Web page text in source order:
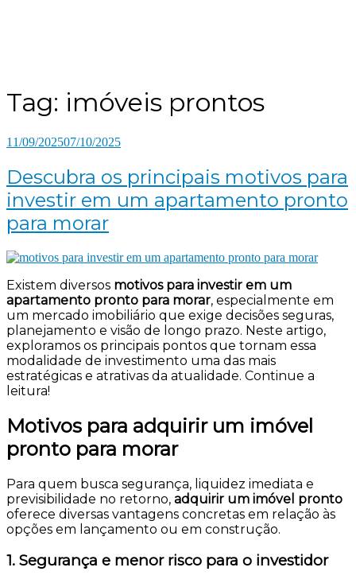
Tag: imóveis prontos
11/09/202507/10/2025
Descubra os principais motivos para
investir em um apartamento pronto
para morar
Existem diversos motivos para investir em um
apartamento pronto para morar, especialmente em
um mercado imobiliário que exige decisões seguras,
planejamento e visão de longo prazo. Neste artigo,
exploramos os principais pontos que tornam essa
modalidade de investimento uma das mais
estratégicas e atrativas da atualidade. Continue a
leitura!
Motivos para adquirir um imóvel
pronto para morar
Para quem busca segurança, liquidez imediata e
previsibilidade no retorno, adquirir um imóvel pronto
oferece diversas vantagens concretas em relação às
opções em lançamento ou em construção.
1. Segurança e menor risco para o investidor